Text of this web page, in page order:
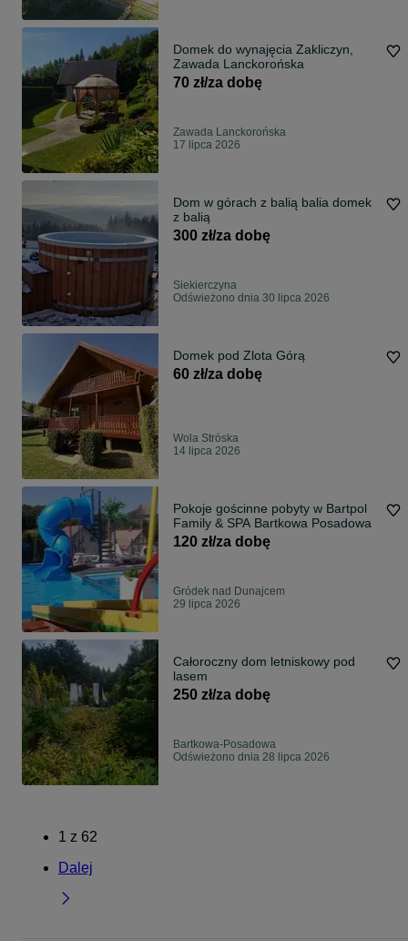
Domek do wynajęcia Zakliczyn,
Zawada Lanckorońska
70 zł/za dobę
Zawada Lanckorońska
17 lipca 2026
Dom w górach z balią balia domek
z balią
300 zł/za dobę
Siekierczyna
Odświeżono dnia 30 lipca 2026
Domek pod Zlota Górą
60 zł/za dobę
Wola Stróska
14 lipca 2026
Pokoje gościnne pobyty w Bartpol
Family & SPA Bartkowa Posadowa
120 zł/za dobę
Gródek nad Dunajcem
29 lipca 2026
Całoroczny dom letniskowy pod
lasem
250 zł/za dobę
Bartkowa-Posadowa
Odświeżono dnia 28 lipca 2026
1 z 62
Dalej